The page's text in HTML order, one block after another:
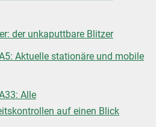
der unkaputtbare Blitzer
Aktuelle stationäre und mobile
Alle
auf einen Blick